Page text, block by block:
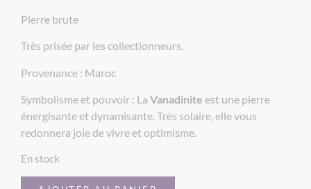
Pierre brute
Très prisée par les collectionneurs.
Provenance : Maroc
Symbolisme et pouvoir : La Vanadinite est une pierre
énergisante et dynamisante. Très solaire, elle vous
redonnera joie de vivre et optimisme.
En stock